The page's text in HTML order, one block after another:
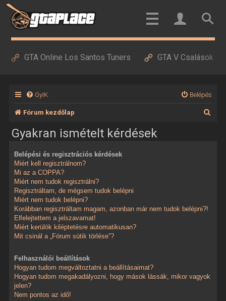
GTA Online Los Santos Tuners GTA V Csalások
GyIK Belépés
Fórum kezdőlap
Gyakran ismételt kérdések
Belépési és regisztrációs kérdések
Miért kell regisztrálnom?
Mi az a COPPA?
Miért nem tudok regisztrálni?
Regisztráltam, de mégsem tudok belépni
Miért nem tudok belépni?
Korábban regisztráltam magam, azonban már nem tudok belépni?!
Elfelejtettem a jelszavamat!
Miért kerülök kiléptetésre automatikusan?
Mit csinál a „Fórum sütik törlése”?
Felhasználói beállítások
Hogyan tudom megváltoztatni a beállításaimat?
Hogyan tudom megakadályozni, hogy mások lássák, mikor vagyok
jelen?
Nem pontos az idő!